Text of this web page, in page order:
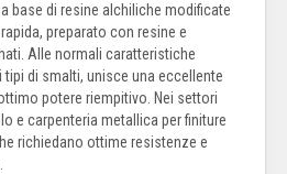
base di resine alchiliche modificate
preparato con resine e
Alle normali caratteristiche
tipi di smalti, unisce una eccellente
potere riempitivo. Nei settori
e carpenteria metallica per finiture
richiedano ottime resistenze e